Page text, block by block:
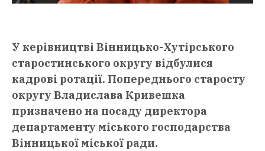
У керівництві Вінницько-Хутірського
старостинського округу відбулися
кадрові ротації. Попереднього старосту
округу Владислава Кривешка
призначено на посаду директора
департаменту міського господарства
Вінницької міської ради.